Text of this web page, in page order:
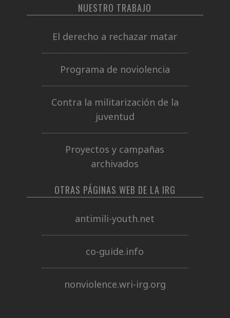
NUESTRO TRABAJO
El derecho a rechazar matar
Programa de noviolencia
Contra la militarización de la
juventud
Proyectos y campañas
archivados
OTRAS PÁGINAS WEB DE LA IRG
antimili-youth.net
co-guide.info
nonviolence.wri-irg.org